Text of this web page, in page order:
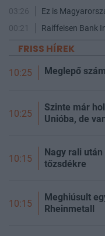
03:26
Ez is
00:21
Raiffeisen Bank
FRISS HÍREK
10:25 Meglepő
10:25
Szinte már
Unióba, de
10:15
Nagy rali
tőzsdékre
10:15
Meghiúsult
Rheinmetall